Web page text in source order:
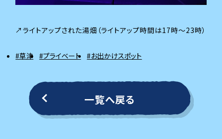
↗ライトアップされた湯畑（ライトアップ時間は17時～23時）
#草津 #プライベート #お出かけスポット
一覧へ戻る